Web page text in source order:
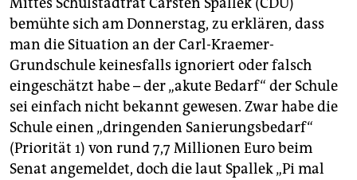
bemühte sich am Donnerstag, zu erklären, dass
man die Situation an der Carl-Kraemer-
Grundschule keinesfalls ignoriert oder falsch
eingeschätzt habe – der „akute Bedarf“ der Schule
sei einfach nicht bekannt gewesen. Zwar habe die
Schule einen „dringenden Sanierungsbedarf“
(Prio­rität 1) von rund 7,7 Millionen Euro beim
Senat angemeldet, doch die laut Spallek „Pi mal